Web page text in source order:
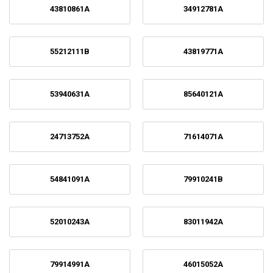
43810861A 34912781A
55212111B 43819771A
53940631A 85640121A
24713752A 71614071A
54841091A 79910241B
52010243A 83011942A
79914991A 46015052A